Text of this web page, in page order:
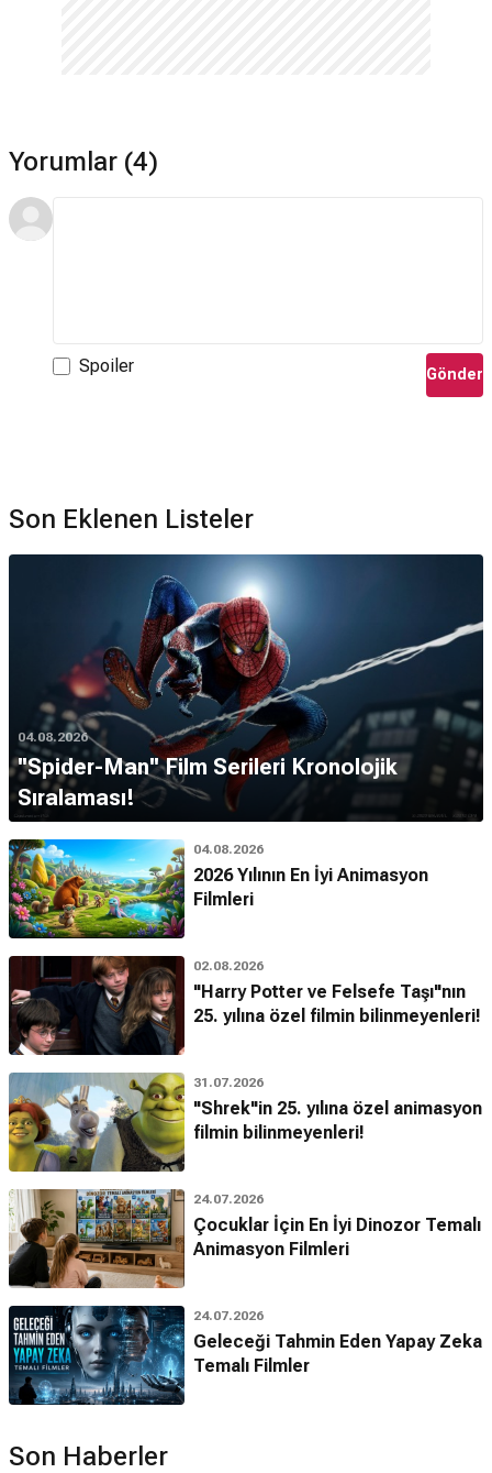
Yorumlar (4)
Spoiler Gönder
Son Eklenen Listeler
04.08.2026
''Spider-Man'' Film Serileri Kronolojik
Sıralaması!
04.08.2026
2026 Yılının En İyi Animasyon
Filmleri
02.08.2026
"Harry Potter ve Felsefe Taşı"nın
25. yılına özel filmin bilinmeyenleri!
31.07.2026
"Shrek"in 25. yılına özel animasyon
filmin bilinmeyenleri!
24.07.2026
Çocuklar İçin En İyi Dinozor Temalı
Animasyon Filmleri
24.07.2026
Geleceği Tahmin Eden Yapay Zeka
Temalı Filmler
Son Haberler